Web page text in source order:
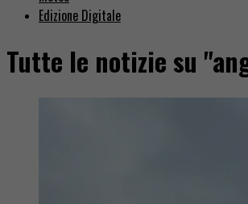
Edizione Digitale
Tutte le notizie su